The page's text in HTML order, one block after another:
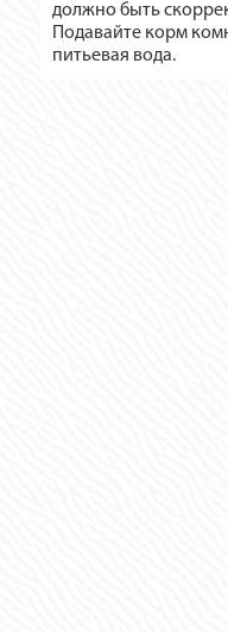
должно быть
Подавайте корм
питьевая вода.